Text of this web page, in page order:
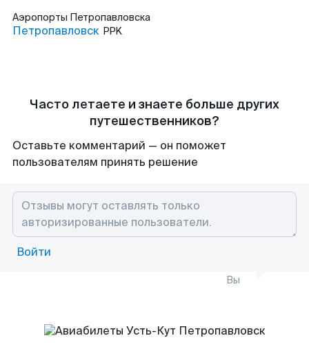
Аэропорты Петропавловска
Петропавловск PPK
Часто летаете и знаете больше других
путешественников?
Оставьте комментарий — он поможет
пользователям принять решение
Войти
Вы